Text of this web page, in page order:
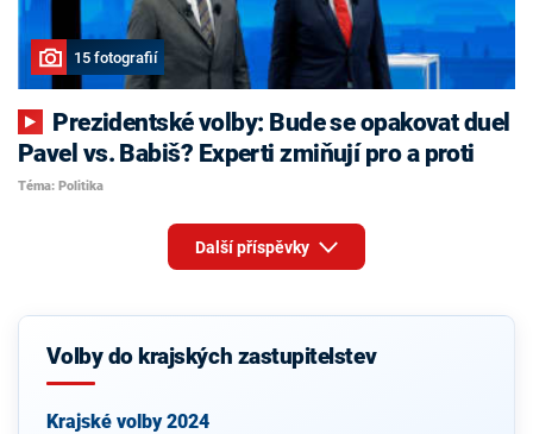
15 fotografií
Pavel vs. Babiš? Experti zmiňují pro a proti
Téma: Politika
Další příspěvky
Volby do krajských zastupitelstev
Krajské volby 2024